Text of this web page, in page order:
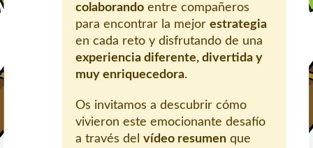
colaborando entre compañeros
para encontrar la mejor estrategia
en cada reto y disfrutando de una
experiencia diferente, divertida y
muy enriquecedora.
Os invitamos a descubrir cómo
vivieron este emocionante desafío
a través del vídeo resumen que